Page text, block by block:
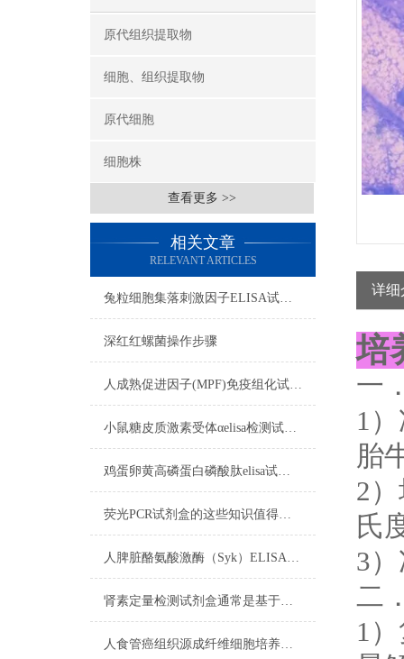
原代组织提取物
细胞、组织提取物
原代细胞
细胞株
查看更多 >>
相关文章
RELEVANT ARTICLES
兔粒细胞集落刺激因子ELISA试剂盒​注意事项
深红红螺菌操作步骤
人成熟促进因子(MPF)免疫组化试剂盒​实验步骤
小鼠糖皮质激素受体αelisa检测试剂盒操作步骤
鸡蛋卵黄高磷蛋白磷酸肽elisa试剂盒吸附试验影响标本注意事项
荧光PCR试剂盒的这些知识值得我们学习
人脾脏酪氨酸激酶（Syk）ELISA免费代测试剂盒​标本要求
肾素定量检测试剂盒通常是基于免疫学原理设计的
人食管癌组织源成纤维细胞培养步骤
详细
培
一
1
胎
2
氏
3
二
1